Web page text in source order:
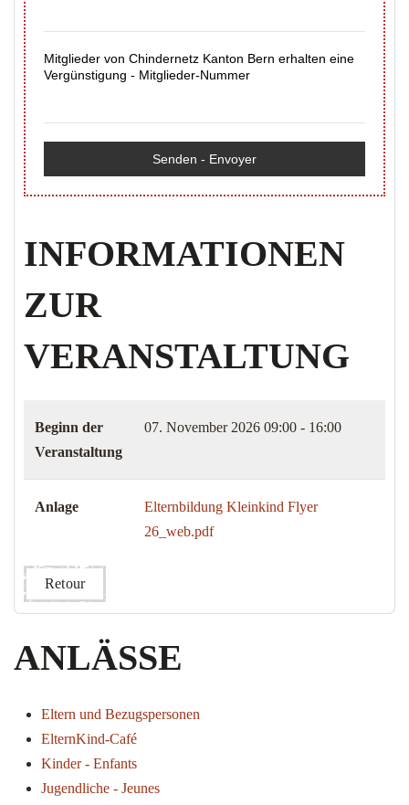
Mitglieder von Chindernetz Kanton Bern erhalten eine
Vergünstigung - Mitglieder-Nummer
Senden - Envoyer
INFORMATIONEN
ZUR
VERANSTALTUNG
Beginn der
Veranstaltung
07. November 2026 09:00 - 16:00
Anlage
Elternbildung Kleinkind Flyer
26_web.pdf
Retour
ANLÄSSE
Eltern und Bezugspersonen
ElternKind-Café
Kinder - Enfants
Jugendliche - Jeunes